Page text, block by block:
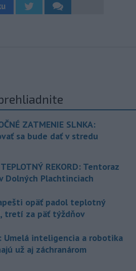
ZATMENIE SLNKA:
sa bude dať v stredu
REKORD: Tentoraz
Dolných Plachtinciach
opäť padol teplotný
tretí za päť týždňov
Umelá inteligencia a robotika
už aj záchranárom